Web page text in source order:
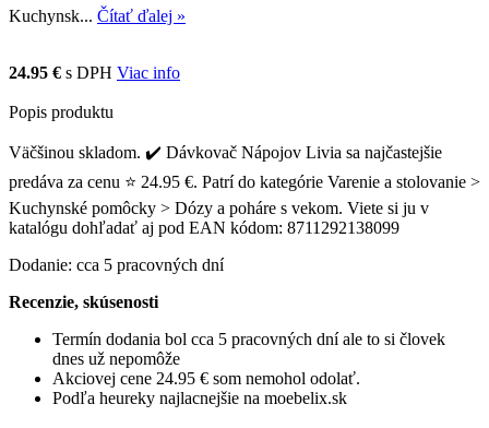
Kuchynsk... Čítať ďalej »
24.95 € s DPH Viac info
Popis produktu
Väčšinou skladom. ✔️ Dávkovač Nápojov Livia sa najčastejšie
predáva za cenu ⭐ 24.95 €. Patrí do kategórie Varenie a stolovanie >
Kuchynské pomôcky > Dózy a poháre s vekom. Viete si ju v
katalógu dohľadať aj pod EAN kódom: 8711292138099
Dodanie: cca 5 pracovných dní
Recenzie, skúsenosti
Termín dodania bol cca 5 pracovných dní ale to si človek
dnes už nepomôže
Akciovej cene 24.95 € som nemohol odolať.
Podľa heureky najlacnejšie na moebelix.sk